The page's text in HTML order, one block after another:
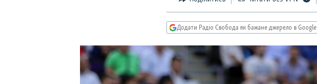
Додати Радіо Свобода як бажане джерело в Google